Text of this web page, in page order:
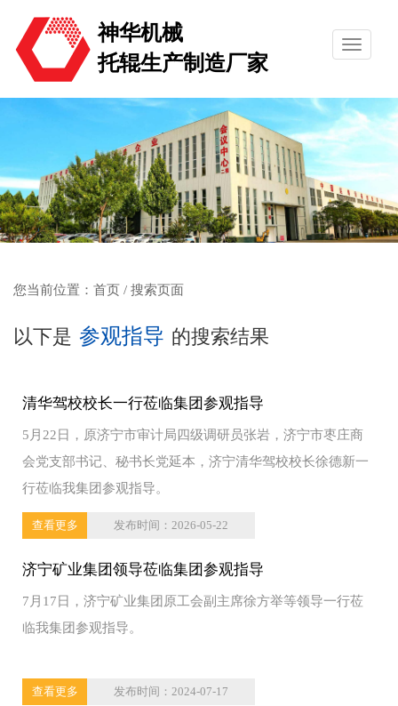
神华机械
托辊生产制造厂家
您当前位置： 首页 / 搜索页面
以下是 参观指导 的搜索结果
清华驾校校长一行莅临集团参观指导
5月22日，原济宁市审计局四级调研员张岩，济宁市枣庄商
会党支部书记、秘书长党延本，济宁清华驾校校长徐德新一
行莅临我集团参观指导。
查看更多 发布时间：2026-05-22
济宁矿业集团领导莅临集团参观指导
7月17日，济宁矿业集团原工会副主席徐方举等领导一行莅
临我集团参观指导。
查看更多 发布时间：2024-07-17